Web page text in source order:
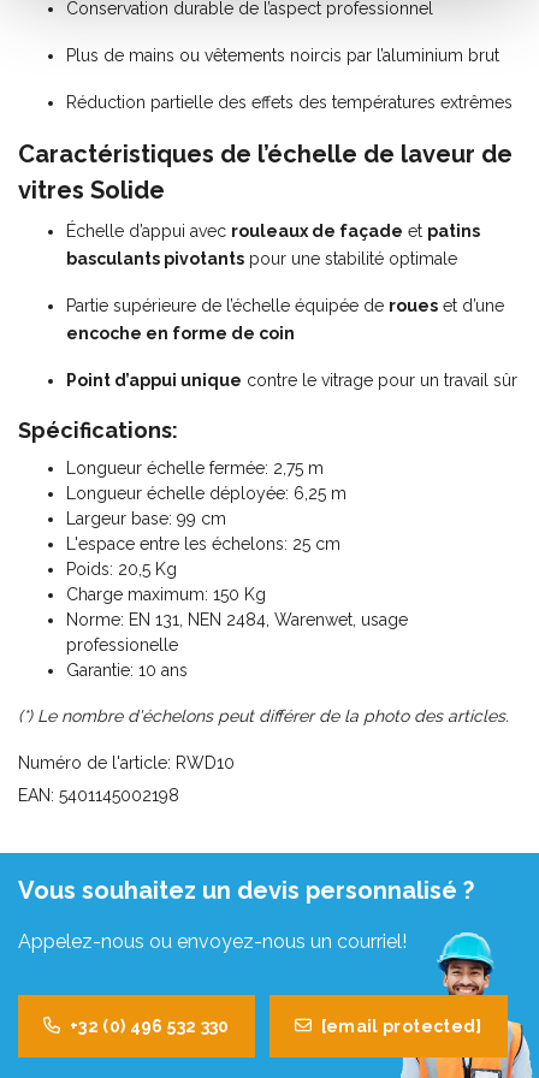
Conservation durable de l’aspect professionnel
Plus de mains ou vêtements noircis par l’aluminium brut
Réduction partielle des effets des températures extrêmes
Caractéristiques de l’échelle de laveur de
vitres Solide
Échelle d’appui avec rouleaux de façade et patins
basculants pivotants pour une stabilité optimale
Partie supérieure de l’échelle équipée de roues et d’une
encoche en forme de coin
Point d’appui unique contre le vitrage pour un travail sûr
Spécifications:
Longueur échelle fermée: 2,75 m
Longueur échelle déployée: 6,25 m
Largeur base: 99 cm
L'espace entre les échelons: 25 cm
Poids: 20,5 Kg
Charge maximum: 150 Kg
Norme: EN 131, NEN 2484, Warenwet, usage
professionelle
Garantie: 10 ans
(*) Le nombre d'échelons peut différer de la photo des articles.
Numéro de l'article: RWD10
EAN: 5401145002198
Vous souhaitez un devis personnalisé ?
Appelez-nous ou envoyez-nous un courriel!
+32 (0) 496 532 330 [email protected]